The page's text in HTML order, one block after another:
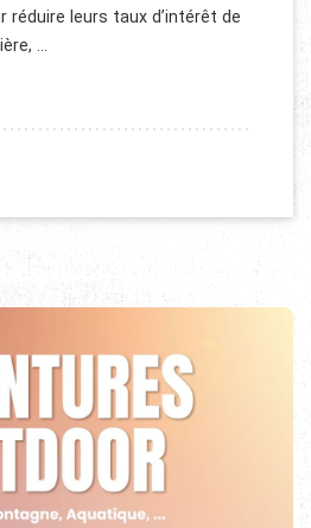
réduire leurs taux d’intérêt de
…
FINANCIER AU BRÉSIL 2013